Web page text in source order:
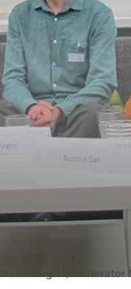
Ziegler, Moderator